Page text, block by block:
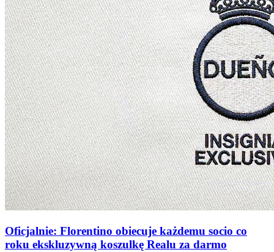
Oficjalnie: Florentino obiecuje każdemu socio co
roku ekskluzywną koszulkę Realu za darmo